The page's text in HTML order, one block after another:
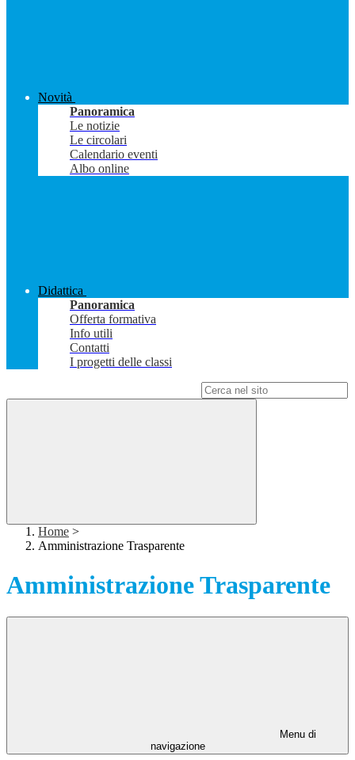
Novità
Panoramica
Le notizie
Le circolari
Calendario eventi
Albo online
Didattica
Panoramica
Offerta formativa
Info utili
Contatti
I progetti delle classi
Home >
Amministrazione Trasparente
Amministrazione Trasparente
Menu di
navigazione